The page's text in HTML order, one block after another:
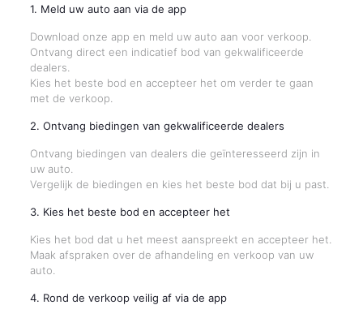
1. Meld uw auto aan via de app
Download onze app en meld uw auto aan voor verkoop.
Ontvang direct een indicatief bod van gekwalificeerde
dealers.
Kies het beste bod en accepteer het om verder te gaan
met de verkoop.
2. Ontvang biedingen van gekwalificeerde dealers
Ontvang biedingen van dealers die geïnteresseerd zijn in
uw auto.
Vergelijk de biedingen en kies het beste bod dat bij u past.
3. Kies het beste bod en accepteer het
Kies het bod dat u het meest aanspreekt en accepteer het.
Maak afspraken over de afhandeling en verkoop van uw
auto.
4. Rond de verkoop veilig af via de app